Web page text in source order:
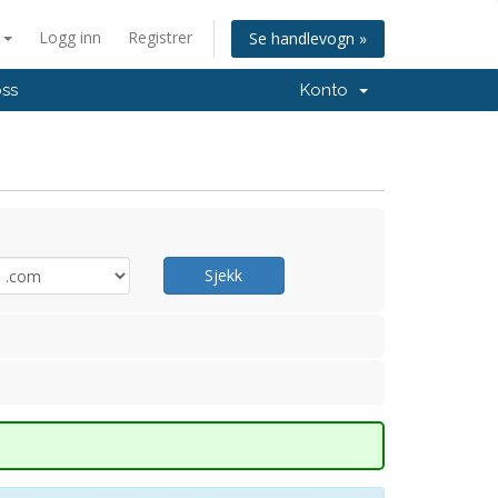
Logg inn Registrer Se handlevogn »
Konto
Sjekk